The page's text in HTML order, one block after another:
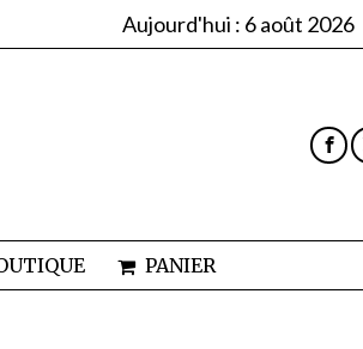
Aujourd'hui : 6 août 2026
PANIER